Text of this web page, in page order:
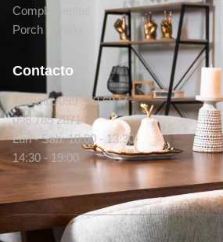
Complementos
Porch y Patio
Contacto
Ambato: 099 373 6977 -
098 785 2871
Lun - Sab: 10:00 - 13:30-
14:30 - 19:00